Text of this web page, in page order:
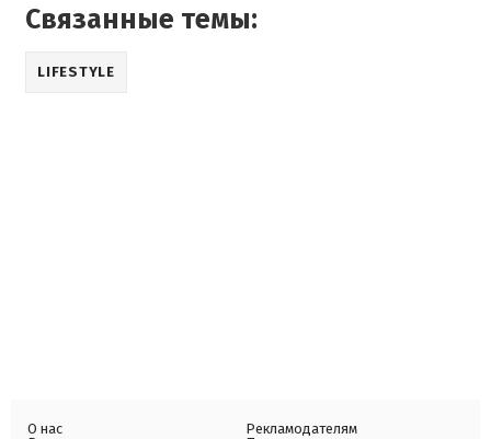
Связанные темы:
LIFESTYLE
О нас
Рекламодателям